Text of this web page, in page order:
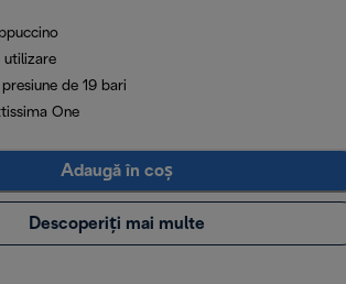
utilizare
de 19 bari
One
Adaugă în coș
Descoperiți mai multe